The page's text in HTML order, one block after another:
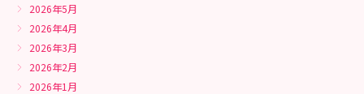
2026年5月
2026年4月
2026年3月
2026年2月
2026年1月